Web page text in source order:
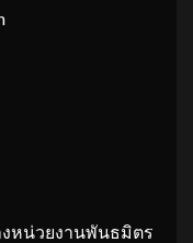
งหน่วยงานพันธมิตร